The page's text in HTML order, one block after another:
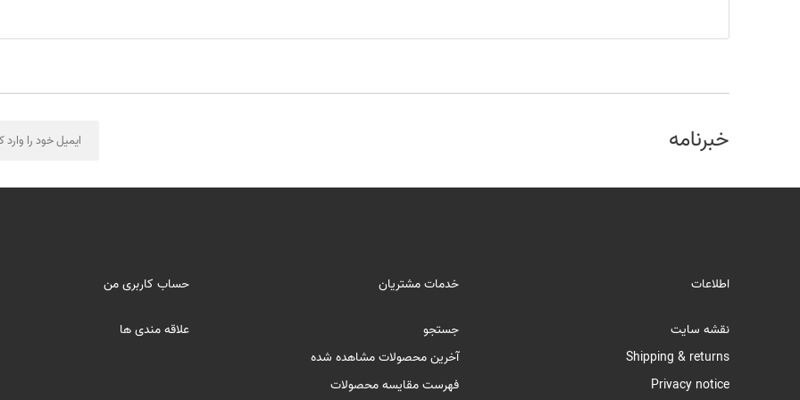
خبرنامه
اطلاعات
نقشه سایت
Shipping & returns
Privacy notice
خدمات مشتریان
جستجو
آخرین محصولات مشاهده شده
فهرست مقایسه محصولات
حساب کاربری من
علاقه مندی ها